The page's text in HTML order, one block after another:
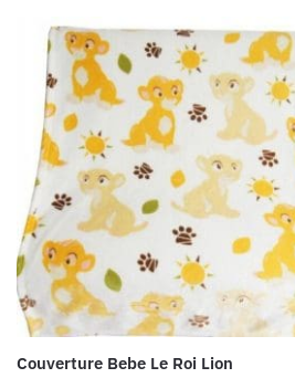
Couverture Bebe Le Roi Lion